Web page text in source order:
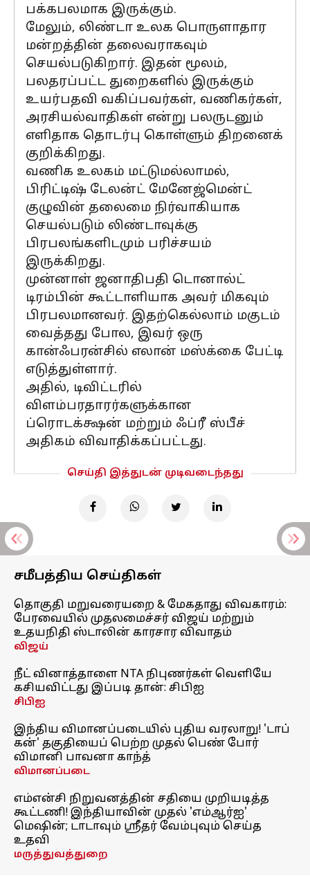
பக்கபலமாக இருக்கும்.
மேலும், லிண்டா உலக பொருளாதார
மன்றத்தின் தலைவராகவும்
செயல்படுகிறார். இதன் மூலம்,
பலதரப்பட்ட துறைகளில் இருக்கும்
உயர்பதவி வகிப்பவர்கள், வணிகர்கள்,
அரசியல்வாதிகள் என்று பலருடனும்
எளிதாக தொடர்பு கொள்ளும் திறனைக்
குறிக்கிறது.
வணிக உலகம் மட்டுமல்லாமல்,
பிரிட்டிஷ் டேலன்ட் மேனேஜ்மென்ட்
குழுவின் தலைமை நிர்வாகியாக
செயல்படும் லிண்டாவுக்கு
பிரபலங்களிடமும் பரிச்சயம்
இருக்கிறது.
முன்னாள் ஜனாதிபதி டொனால்ட்
டிரம்பின் கூட்டாளியாக அவர் மிகவும்
பிரபலமானவர். இதற்கெல்லாம் மகுடம்
வைத்தது போல, இவர் ஒரு
கான்ஃபரன்சில் எலான் மஸ்க்கை பேட்டி
எடுத்துள்ளார்.
அதில், டிவிட்டரில்
விளம்பரதாரர்களுக்கான
ப்ரொடக்க்ஷன் மற்றும் ஃப்ரீ ஸ்பீச்
அதிகம் விவாதிக்கப்பட்டது.
செய்தி இத்துடன் முடிவடைந்தது
சமீபத்திய செய்திகள்
தொகுதி மறுவரையறை & மேகதாது விவகாரம்:
பேரவையில் முதலமைச்சர் விஜய் மற்றும்
உதயநிதி ஸ்டாலின் காரசார விவாதம்
விஜய்
நீட் வினாத்தாளை NTA நிபுணர்கள் வெளியே
கசியவிட்டது இப்படி தான்: சிபிஐ
சிபிஐ
இந்திய விமானப்படையில் புதிய வரலாறு! 'டாப்
கன்' தகுதியைப் பெற்ற முதல் பெண் போர்
விமானி பாவனா காந்த்
விமானப்படை
எம்என்சி நிறுவனத்தின் சதியை முறியடித்த
கூட்டணி! இந்தியாவின் முதல் 'எம்ஆர்ஐ'
மெஷின்; டாடாவும் ஸ்ரீதர் வேம்புவும் செய்த
உதவி
மருத்துவத்துறை